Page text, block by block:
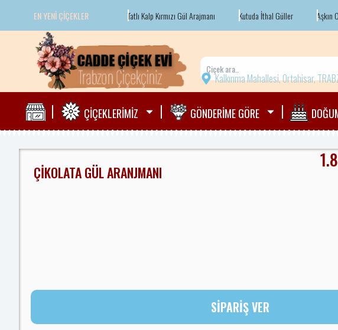
EN YENI ÇIÇEKLER
Kalbim Ve 20 Adet Gül Tatlı Kalp Kırmızı Gül Arajmanı Kutuda İthal Güller Aşkın
Kalkınma Mahallesi, Ortahisar,
ÇİÇEKLERİMİZ GÖNDERİME GÖRE
ÇİKOLATA GÜL ARANJMANI
SİPARİŞ VER